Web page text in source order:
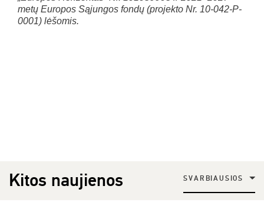
metų Europos Sąjungos fondų (projekto Nr. 10-042-P-
0001) lėšomis.
Kitos naujienos SVARBIAUSIOS